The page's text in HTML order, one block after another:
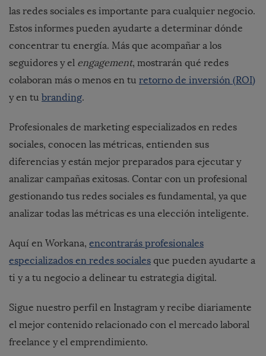
las redes sociales es importante para cualquier negocio.
Estos informes pueden ayudarte a determinar dónde
concentrar tu energía. Más que acompañar a los
seguidores y el engagement, mostrarán qué redes
colaboran más o menos en tu retorno de inversión (ROI)
y en tu branding.
Profesionales de marketing especializados en redes
sociales, conocen las métricas, entienden sus
diferencias y están mejor preparados para ejecutar y
analizar campañas exitosas. Contar con un profesional
gestionando tus redes sociales es fundamental, ya que
analizar todas las métricas es una elección inteligente.
Aquí en Workana, encontrarás profesionales
especializados en redes sociales que pueden ayudarte a
ti y a tu negocio a delinear tu estrategia digital.
Sigue nuestro perfil en Instagram y recibe diariamente
el mejor contenido relacionado con el mercado laboral
freelance y el emprendimiento.